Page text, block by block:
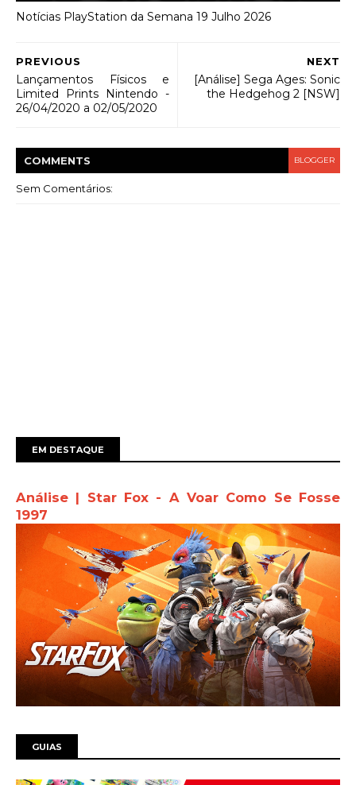
Notícias PlayStation da Semana 19 Julho 2026
NEXT
[Análise] Sega Ages: Sonic
the Hedgehog 2 [NSW]
PREVIOUS
Lançamentos Físicos e
Limited Prints Nintendo -
26/04/2020 a 02/05/2020
COMMENTS BLOGGER
Sem Comentários:
EM DESTAQUE
Análise | Star Fox - A Voar Como Se Fosse
1997
GUIAS